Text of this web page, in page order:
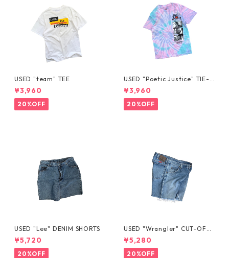
USED "team" TEE
¥3,960
20%OFF
USED "Poetic Justice" TIE-D
YE TEE
¥3,960
20%OFF
USED "Lee" DENIM SHORTS
¥5,720
20%OFF
USED "Wrangler" CUT-OFF
DENIM SHORTS
¥5,280
20%OFF